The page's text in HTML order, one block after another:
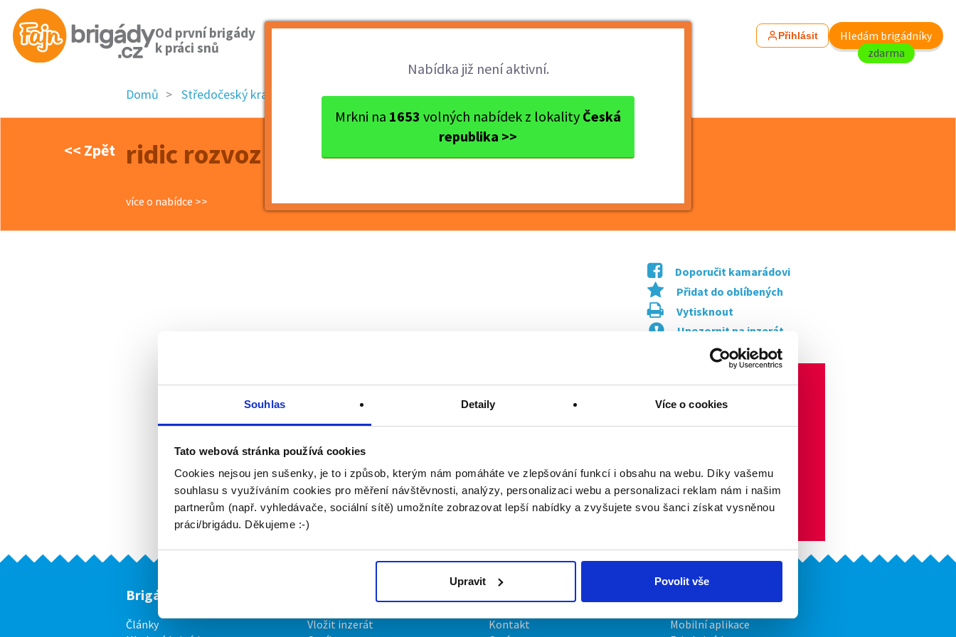
Souhlas Detaily Více o cookies
Tato webová stránka používá cookies
Cookies nejsou jen sušenky, je to i způsob, kterým nám pomáháte ve zlepšování funkcí i obsahu na webu. Díky vašemu
souhlasu s využíváním cookies pro měření návštěvnosti, analýzy, personalizaci webu a personalizaci reklam nám i našim
partnerům (např. vyhledávače, sociální sítě) umožníte zobrazovat lepší nabídky a zvyšujete svou šanci získat vysněnou
práci/brigádu. Děkujeme :-)
Upravit Povolit vše
Od první brigády
k práci snů
Přihlásit
Hledám brigádníky
zdarma
Nabídka již není aktivní.
Mrkni na 1653 volných nabídek z lokality Česká
republika >>
Domů Středočeský kraj okres Mělník Mělník ridic rozvoz pizzy
<< Zpět ridic rozvoz pizzy
více o nabídce >>
Doporučit kamarádovi
Přidat do oblíbených
Vytisknout
Upozornit na inzerát
Brigádníci
Články
Vložit inzerát
Kontakt
Mobilní aplikace